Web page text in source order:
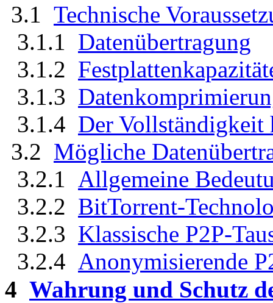
3.1 Technische
3.1.1 Datenübertragung
3.1.2
3.1.3
3.1.4 Der Vollständigkeit
3.2 Mögliche
3.2.1 Allgemeine
3.2.2 BitTorrent-
3.2.3 Klassische P2P-
3.2.4 Anonymisierende
4 Wahrung und Schutz